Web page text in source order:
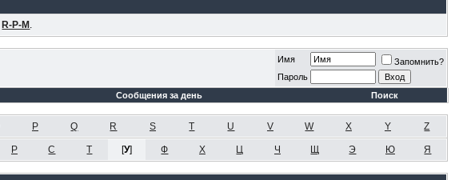
R-P-M .
Имя
Запомнить?
Пароль
Сообщения за день Поиск
P Q R S T U V W X Y Z
Р С Т [У] Ф Х Ц Ч Щ Э Ю Я